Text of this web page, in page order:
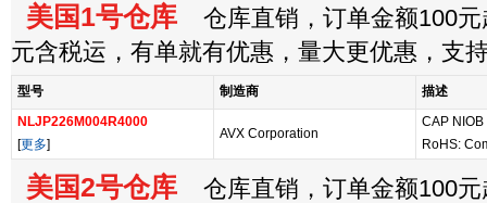
美国1号仓库 仓库直销，订单金额100元
元含税运，有单就有优惠，量大更优惠，支
型号 制造商
描述
NLJP226M004R4000
[更多]
AVX Corporation
CAP
RoHS:
美国2号仓库 仓库直销，订单金额100元